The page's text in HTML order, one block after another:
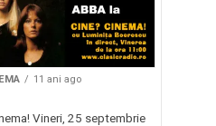
11 ani ago
Vineri, 25 septembrie